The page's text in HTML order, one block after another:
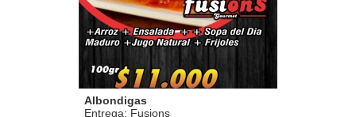
Albondigas
Entrega: Fusions